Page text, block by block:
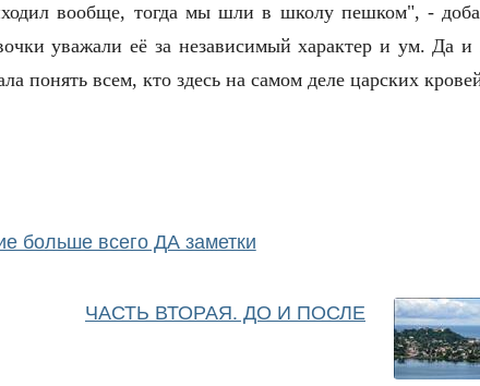
вообще, тогда мы шли в школу пешком", -
уважали её за независимый характер и ум. Да и
понять всем, кто здесь на самом деле царских
больше всего ДА заметки
ЧАСТЬ ВТОРАЯ. ДО И ПОСЛЕ